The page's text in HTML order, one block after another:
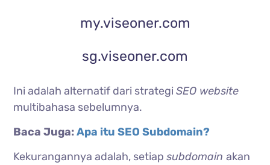
my.viseoner.com
sg.viseoner.com
Ini adalah alternatif dari strategiSEO website
multibahasa sebelumnya.
Baca Juga:Apa itu SEO Subdomain?
Kekurangannya adalah, setiapsubdomainakan